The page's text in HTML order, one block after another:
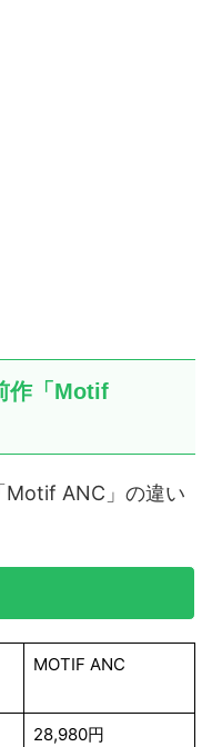
作「Motif
Motif ANC」の違い
MOTIF ANC
28,980円